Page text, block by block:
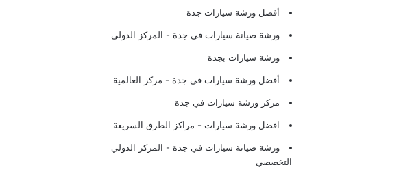
أفضل ورشة سيارات جدة
ورشة صيانة سيارات في جدة - المركز الدولي
ورشة سيارات بجدة
أفضل ورشة سيارات في جدة - مركز العالمية
مركز ورشة سيارات في جدة
افضل ورشة سيارات - مراكز الطرق السريعة
ورشة صيانة سيارات في جدة - المركز الدولي
التخصصي